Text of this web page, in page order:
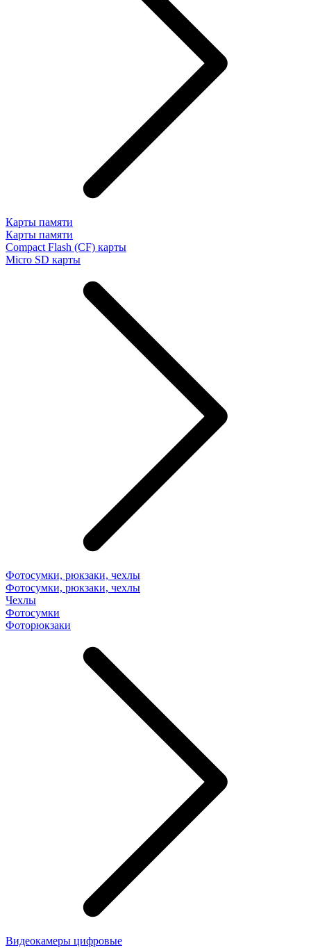
Карты памяти
Карты памяти
Compact Flash (CF) карты
Micro SD карты
Фотосумки, рюкзаки, чехлы
Фотосумки, рюкзаки, чехлы
Чехлы
Фотосумки
Фоторюкзаки
Видеокамеры цифровые